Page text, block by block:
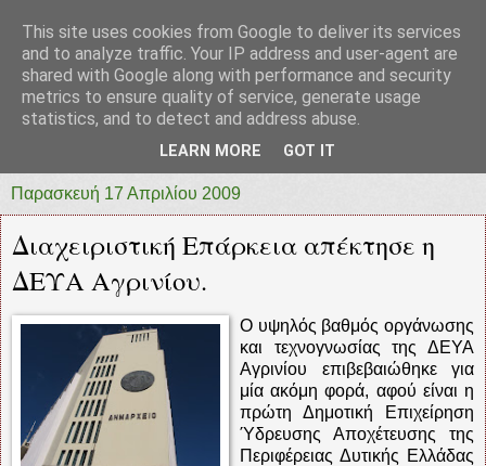
prototypia
"ΠΡΩΤΟΤΥΠΙΑ" * ΑΝΕΞΑΡΤΗΤΗ-ΗΛΕΚΤΡΟΝΙΚΗ-
Παρασκευή 17 Απριλίου 2009
Διαχειριστική Επάρκεια απέκτησε η
ΔΕΥΑ Αγρινίου.
Ο υψηλός βαθμός οργάνωσης
και τεχνογνωσίας της ΔΕΥΑ
Αγρινίου επιβεβαιώθηκε για
μία ακόμη φορά, αφού είναι η
πρώτη Δημοτική Επιχείρηση
Ύδρευσης Αποχέτευσης της
Περιφέρειας Δυτικής Ελλάδας
This site uses cookies from Google to deliver its services
and to analyze traffic. Your IP address and user-agent are
shared with Google along with performance and security
metrics to ensure quality of service, generate usage
statistics, and to detect and address abuse.
LEARN MORE GOT IT